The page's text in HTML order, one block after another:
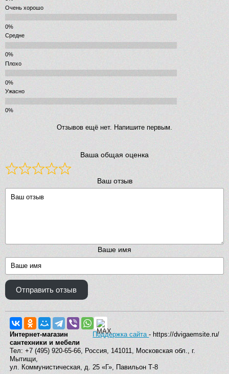
Очень хорошо
Средне
Плохо
Ужасно
Отзывов ещё нет. Напишите первым.
Ваша общая оценка
Ваш отзыв
Ваше имя
Отправить отзыв
Поддержка сайта- https://dvigaemsite.ru/
Интернет-магазин
сантехники и мебели
Тел: +7 (495) 920-65-66, Россия, 141011, Московская обл., г.
Мытищи,
ул. Коммунистическая, д. 25 «Г», Павильон Т-8